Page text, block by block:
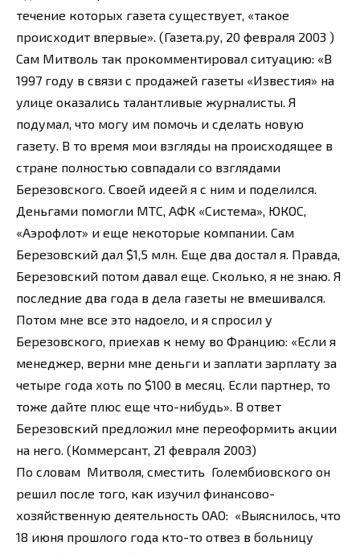
течение которых газета существует, «такое
происходит впервые». (Газета.ру, 20 февраля 2003 )
Сам Митволь так прокомментировал ситуацию: «В
1997 году в связи с продажей газеты «Известия» на
улице оказались талантливые журналисты. Я
подумал, что могу им помочь и сделать новую
газету. В то время мои взгляды на происходящее в
стране полностью совпадали со взглядами
Березовского. Своей идеей я с ним и поделился.
Деньгами помогли МТС, АФК «Система», ЮКОС,
«Аэрофлот» и еще некоторые компании. Сам
Березовский дал $1,5 млн. Еще два достал я. Правда,
Березовский потом давал еще. Сколько, я не знаю. Я
последние два года в дела газеты не вмешивался.
Потом мне все это надоело, и я спросил у
Березовского, приехав к нему во Францию: «Если я
менеджер, верни мне деньги и заплати зарплату за
четыре года хоть по $100 в месяц. Если партнер, то
тоже дайте плюс еще что-нибудь». В ответ
Березовский предложил мне переоформить акции
на него. (Коммерсант, 21 февраля 2003)
По словам Митволя, сместить Голембиовского он
решил после того, как изучил финансово-
хозяйственную деятельность ОАО: «Выяснилось, что
18 июня прошлого года кто-то отвез в больницу